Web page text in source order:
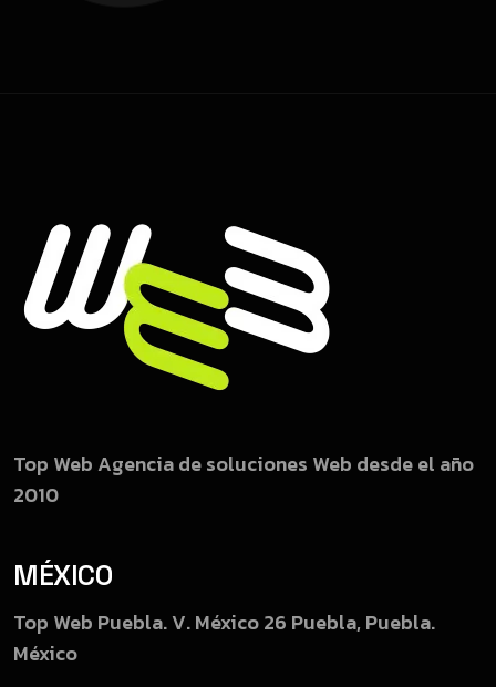
Top Web Agencia de soluciones Web desde el año
2010
MÉXICO
Top Web Puebla.V. México 26 Puebla, Puebla.
México